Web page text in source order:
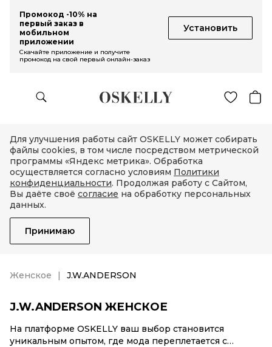
Промокод -10% на
первый заказ в
мобильном
приложении
Установить
Скачайте приложение и получите
промокод на свой первый онлайн-заказ
Для улучшения работы сайт OSKELLY может собирать
файлы cookies, в том числе посредством метрической
программы «Яндекс метрика». Обработка
осуществляется согласно условиям Политики
конфиденциальности. Продолжая работу с Сайтом,
Вы даёте своё согласие на обработку персональных
данных.
Принимаю
Женское J.W.ANDERSON
J.W.ANDERSON ЖЕНСКОЕ
На платформе OSKELLY ваш выбор становится
уникальным опытом, где мода переплетается с